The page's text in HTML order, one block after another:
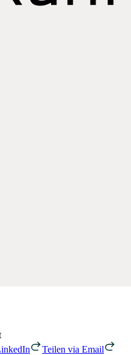
Teilen via Email